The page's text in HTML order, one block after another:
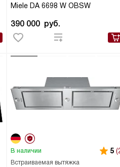
Miele DA 6698 W OBSW
390 000 руб.
Встраиваемая вытяжка
В наличии 5